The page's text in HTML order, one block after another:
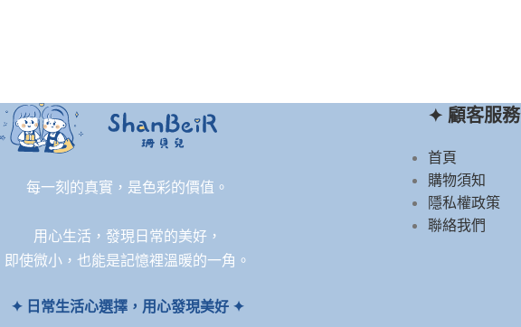
每一刻的真實，是色彩的價值。
用心生活，發現日常的美好，
即使微小，也能是記憶裡溫暖的一角。
✦ 日常生活心選擇，用心發現美好 ✦
✦ 顧客服務
首頁
購物須知
隱私權政策
聯絡我們